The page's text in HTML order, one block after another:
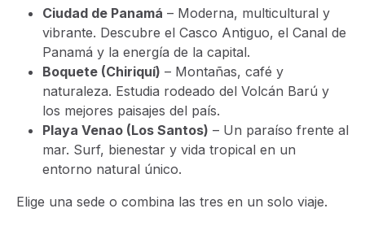
Ciudad de Panamá – Moderna, multicultural y
vibrante. Descubre el Casco Antiguo, el Canal de
Panamá y la energía de la capital.
Boquete (Chiriquí) – Montañas, café y
naturaleza. Estudia rodeado del Volcán Barú y
los mejores paisajes del país.
Playa Venao (Los Santos) – Un paraíso frente al
mar. Surf, bienestar y vida tropical en un
entorno natural único.
Elige una sede o combina las tres en un solo viaje.